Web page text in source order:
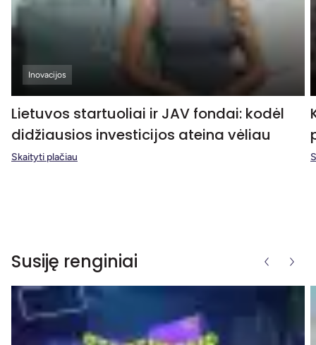
Inovacijos
Lietuvos startuoliai ir JAV fondai: kodėl
didžiausios investicijos ateina vėliau
Skaityti plačiau
Susiję renginiai